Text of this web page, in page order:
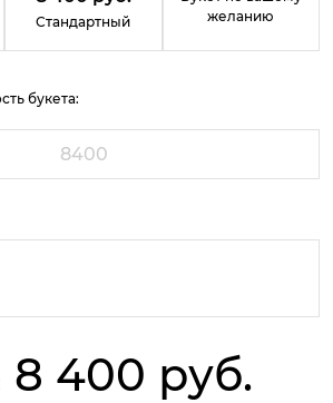
Стандартный
желанию
букета:
8 400 руб.